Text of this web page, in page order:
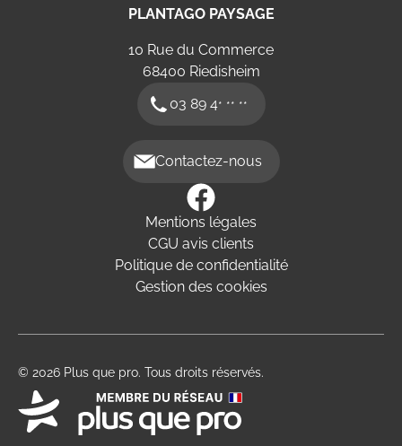
PLANTAGO PAYSAGE
10 Rue du Commerce
68400 Riedisheim
03 89 4* ** **
Contactez-nous
Mentions légales
CGU avis clients
Politique de confidentialité
Gestion des cookies
© 2026 Plus que pro. Tous droits réservés.